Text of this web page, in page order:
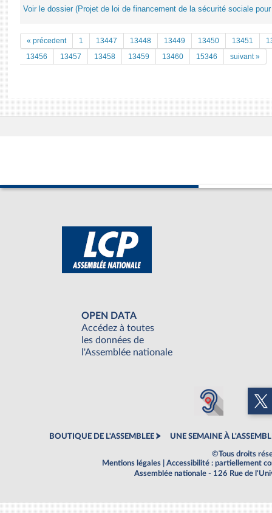
Voir le dossier (Projet de loi de financement de la sécurité sociale pour
« précedent 1 13447 13448 13449 13450 13451
13456
13457 13458 13459 13460 15346 suivant »
OPEN DATA
Accédez à toutes
les données de
l'Assemblée nationale
BOUTIQUE DE L'ASSEMBLEE UNE SEMAINE À
©Tous droits
Mentions légales
Accessibilité : partiellement
Assemblée nationale - 126 Rue de